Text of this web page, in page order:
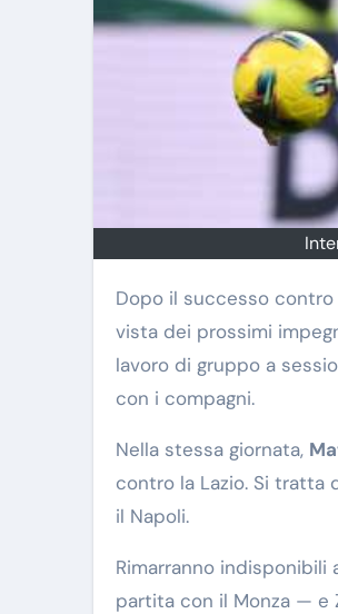
Dopo il successo contro la Lazio in Coppa Italia, l’Inter di Simone Inzaghi ha ripreso gli allenamenti in
vista dei prossimi
lavoro di gruppo a
con i compagni.
Nella stessa giornata,
contro la Lazio. Si
il Napoli.
Rimarranno
partita con il Monza — e